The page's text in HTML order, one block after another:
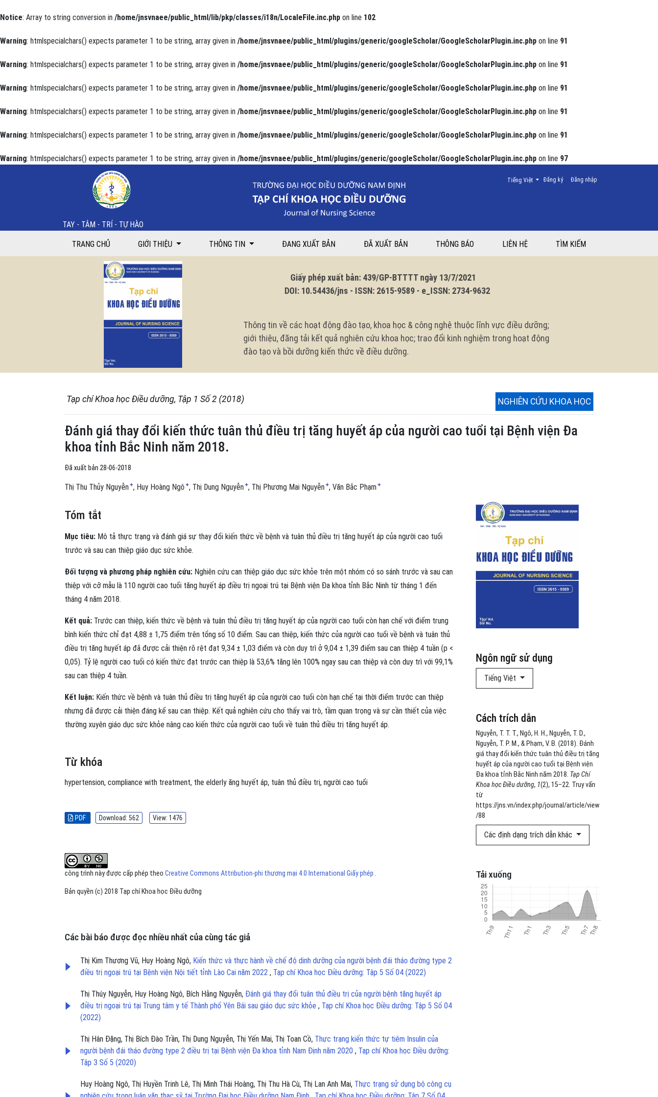
Notice: Array to string conversion in /home/jnsvnaee/public_html/lib/pkp/classes/i18n/LocaleFile.inc.php on line 102
Warning: htmlspecialchars() expects parameter 1 to be string, array given in /home/jnsvnaee/public_html/plugins/generic/googleScholar/GoogleScholarPlugin.inc.php on line 91
Warning: htmlspecialchars() expects parameter 1 to be string, array given in /home/jnsvnaee/public_html/plugins/generic/googleScholar/GoogleScholarPlugin.inc.php on line 91
Warning: htmlspecialchars() expects parameter 1 to be string, array given in /home/jnsvnaee/public_html/plugins/generic/googleScholar/GoogleScholarPlugin.inc.php on line 91
Warning: htmlspecialchars() expects parameter 1 to be string, array given in /home/jnsvnaee/public_html/plugins/generic/googleScholar/GoogleScholarPlugin.inc.php on line 91
Warning: htmlspecialchars() expects parameter 1 to be string, array given in /home/jnsvnaee/public_html/plugins/generic/googleScholar/GoogleScholarPlugin.inc.php on line 91
Warning: htmlspecialchars() expects parameter 1 to be string, array given in /home/jnsvnaee/public_html/plugins/generic/googleScholar/GoogleScholarPlugin.inc.php on line 97
Đánh giá thay đổi kiến thức tuân thủ điều trị tăng huyết áp của người cao tuổi tại Bệnh viện Đa khoa tỉnh Bắc Ninh năm 2018.
TAY - TÂM - TRÍ - TỰ HÀO
Đăng ký Đăng nhập
Thay đổi ngôn ngữ. Ngôn ngữ hiện tại là:
Tiếng Việt
TRANG CHỦ GIỚI THIỆU THÔNG TIN ĐANG XUẤT BẢN ĐÃ XUẤT BẢN THÔNG BÁO LIÊN HỆ TÌM KIẾM
Giấy phép xuất bản: 439/GP-BTTTT ngày 13/7/2021
DOI: 10.54436/jns - ISSN: 2615-9589 - e_ISSN: 2734-9632
Thông tin về các hoạt động đào tạo, khoa học & công nghệ thuộc lĩnh vực điều dưỡng;
giới thiệu, đăng tải kết quả nghiên cứu khoa học; trao đổi kinh nghiệm trong hoạt động
đào tạo và bồi dưỡng kiến thức về điều dưỡng.
Tạp chí Khoa học Điều dưỡng, Tập 1 Số 2 (2018) NGHIÊN CỨU KHOA HỌC
Đánh giá thay đổi kiến thức tuân thủ điều trị tăng huyết áp của người cao tuổi tại Bệnh viện Đa
khoa tỉnh Bắc Ninh năm 2018.
Đã xuất bản 28-06-2018
Thị Thu Thủy Nguyễn+ Huy Hoàng Ngô + Thị Dung Nguyễn+ Thị Phương Mai Nguyễn+ Văn Bắc Phạm+
Ngôn ngữ sử dụng
Tiếng Việt
Cách trích dẫn
Nguyễn, T. T. T., Ngô, H. H., Nguyễn, T. D.,
Nguyễn, T. P. M., & Phạm, V. B. (2018). Đánh
giá thay đổi kiến thức tuân thủ điều trị tăng
huyết áp của người cao tuổi tại Bệnh viện
Đa khoa tỉnh Bắc Ninh năm 2018. Tạp Chí
Khoa học Điều dưỡng, 1(2), 15–22. Truy vấn
từ
https://jns.vn/index.php/journal/article/view
/88
Các định dạng trích dẫn khác
Tải xuống
Tóm tắt
Mục tiêu: Mô tả thực trạng và đánh giá sự thay đổi kiến thức về bệnh và tuân thủ điều trị tăng huyết áp của người cao tuổi
trước và sau can thiệp giáo dục sức khỏe.
Đối tượng và phương pháp nghiên cứu: Nghiên cứu can thiệp giáo dục sức khỏe trên một nhóm có so sánh trước và sau can
thiệp với cỡ mẫu là 110 người cao tuổi tăng huyết áp điều trị ngoại trú tại Bệnh viện Đa khoa tỉnh Bắc Ninh từ tháng 1 đến
tháng 4 năm 2018.
Kết quả: Trước can thiệp, kiến thức về bệnh và tuân thủ điều trị tăng huyết áp của người cao tuổi còn hạn chế với điểm trung
bình kiến thức chỉ đạt 4,88 ± 1,75 điểm trên tổng số 10 điểm. Sau can thiệp, kiến thức của người cao tuổi về bệnh và tuân thủ
điều trị tăng huyết áp đã được cải thiện rõ rệt đạt 9,34 ± 1,03 điểm và còn duy trì ở 9,04 ± 1,39 điểm sau can thiệp 4 tuần (p <
0,05). Tỷ lệ người cao tuổi có kiến thức đạt trước can thiệp là 53,6% tăng lên 100% ngay sau can thiệp và còn duy trì với 99,1%
sau can thiệp 4 tuần.
Kết luận: Kiến thức về bệnh và tuân thủ điều trị tăng huyết áp của người cao tuổi còn hạn chế tại thời điểm trước can thiệp
nhưng đã được cải thiện đáng kể sau can thiệp. Kết quả nghiên cứu cho thấy vai trò, tầm quan trọng và sự cần thiết của việc
thường xuyên giáo dục sức khỏe nâng cao kiến thức của người cao tuổi về tuân thủ điều trị tăng huyết áp.
Từ khóa
hypertension, compliance with treatment, the elderly ăng huyết áp, tuân thủ điều trị, người cao tuổi
PDF Download: 562 View: 1476
công trình này được cấp phép theo Creative Commons Attribution-phi thương mại 4.0 International Giấy phép .
Bản quyền (c) 2018 Tạp chí Khoa học Điều dưỡng
Các bài báo được đọc nhiều nhất của cùng tác giả
Thị Kim Thương Vũ, Huy Hoàng Ngô, Kiến thức và thực hành về chế độ dinh dưỡng của người bệnh đái tháo đường type 2
điều trị ngoại trú tại Bệnh viện Nội tiết tỉnh Lào Cai năm 2022 , Tạp chí Khoa học Điều dưỡng: Tập 5 Số 04 (2022)
Thị Thúy Nguyễn, Huy Hoàng Ngô, Bích Hằng Nguyễn, Đánh giá thay đổi tuân thủ điều trị của người bệnh tăng huyết áp
điều trị ngoại trú tại Trung tâm y tế Thành phố Yên Bái sau giáo dục sức khỏe , Tạp chí Khoa học Điều dưỡng: Tập 5 Số 04
(2022)
Thị Hân Đặng, Thị Bích Đào Trần, Thị Dung Nguyễn, Thị Yến Mai, Thị Toan Cồ, Thực trạng kiến thức tự tiêm Insulin của
người bệnh đái tháo đường type 2 điều trị tại Bệnh viện Đa khoa tỉnh Nam Định năm 2020 , Tạp chí Khoa học Điều dưỡng:
Tập 3 Số 5 (2020)
Huy Hoàng Ngô, Thị Huyền Trinh Lê, Thị Minh Thái Hoàng, Thị Thu Hà Cù, Thị Lan Anh Mai, Thực trạng sử dụng bộ công cụ